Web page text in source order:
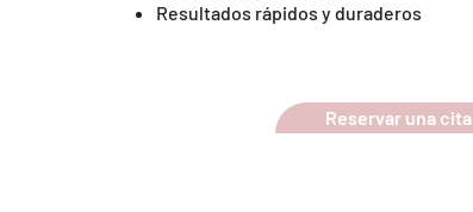
Resultados rápidos y duraderos
Reservar una cita